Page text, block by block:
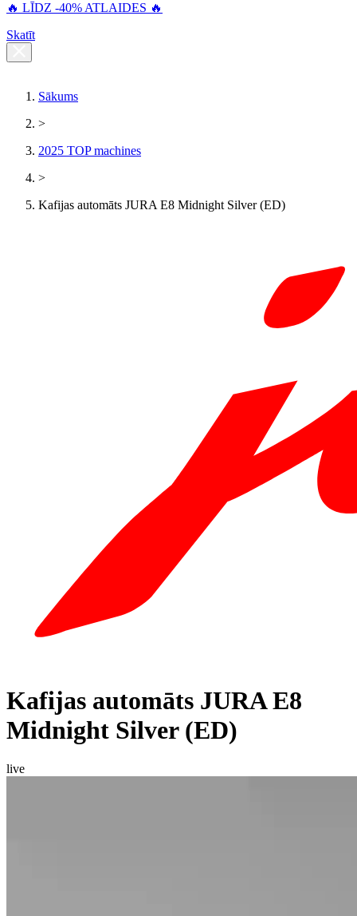
🔥 LĪDZ -40% ATLAIDES 🔥
Skatīt
Sākums
>
2025 TOP machines
>
Kafijas automāts JURA E8 Midnight Silver (ED)
Kafijas automāts JURA E8
Midnight Silver (ED)
live